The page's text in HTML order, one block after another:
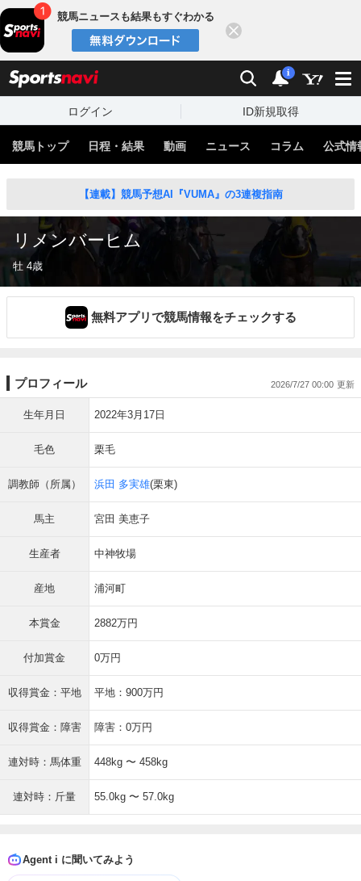
競馬ニュースも結果もすぐわかる
検索 通知
i
ログイン ID新規取得
競馬トップ 日程・結果 動画 ニュース コラム 公式情
【連載】競馬予想AI『VUMA』の3連複指南
リメンバーヒム
牡 4歳
無料アプリで競馬情報をチェックする
プロフィール 2026/7/27 00:00
生年月日 2022年3月17日
毛色 栗毛
調教師（所属） 浜田 多実雄(栗東)
馬主 宮田 美恵子
生産者 中神牧場
産地 浦河町
本賞金 2882万円
付加賞金 0万円
収得賞金：平地 平地：900万円
収得賞金：障害 障害：0万円
連対時：馬体重 448kg 〜 458kg
連対時：斤量 55.0kg 〜 57.0kg
Agent i に聞いてみよう